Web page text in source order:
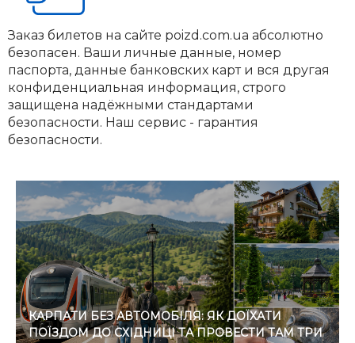
Заказ билетов на сайте poizd.com.ua абсолютно
безопасен. Ваши личные данные, номер
паспорта, данные банковских карт и вся другая
конфиденциальная информация, строго
защищена надёжными стандартами
безопасности. Наш сервис - гарантия
безопасности.
КАРПАТИ БЕЗ АВТОМОБІЛЯ: ЯК ДОЇХАТИ
ПОЇЗДОМ ДО СХІДНИЦІ ТА ПРОВЕСТИ ТАМ ТРИ